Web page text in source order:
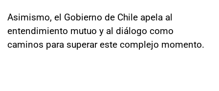
Asimismo, el Gobierno de Chile apela al
entendimiento mutuo y al diálogo como
caminos para superar este complejo momento.